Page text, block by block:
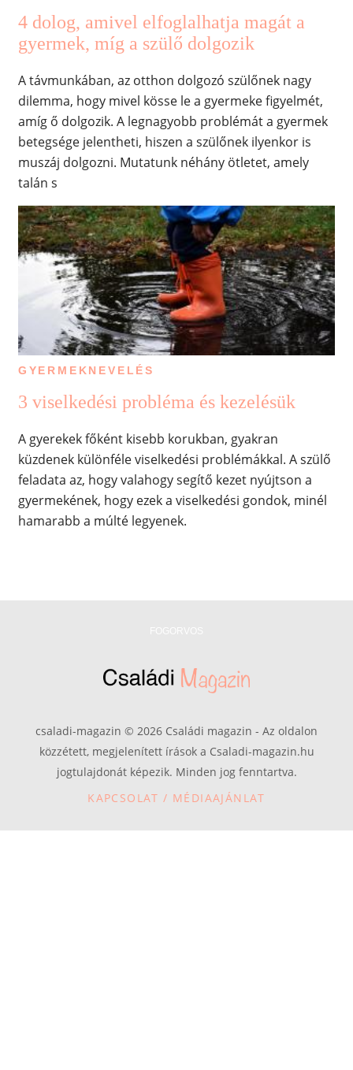
4 dolog, amivel elfoglalhatja magát a
gyermek, míg a szülő dolgozik
A távmunkában, az otthon dolgozó szülőnek nagy
dilemma, hogy mivel kösse le a gyermeke figyelmét,
amíg ő dolgozik. A legnagyobb problémát a gyermek
betegsége jelentheti, hiszen a szülőnek ilyenkor is
muszáj dolgozni. Mutatunk néhány ötletet, amely
talán s
GYERMEKNEVELÉS
3 viselkedési probléma és kezelésük
A gyerekek főként kisebb korukban, gyakran
küzdenek különféle viselkedési problémákkal. A szülő
feladata az, hogy valahogy segítő kezet nyújtson a
gyermekének, hogy ezek a viselkedési gondok, minél
hamarabb a múlté legyenek.
csaladi-magazin © 2026 Családi magazin - Az oldalon
közzétett, megjelenített írások a Csaladi-magazin.hu
jogtulajdonát képezik. Minden jog fenntartva.
KAPCSOLAT / MÉDIAAJÁNLAT